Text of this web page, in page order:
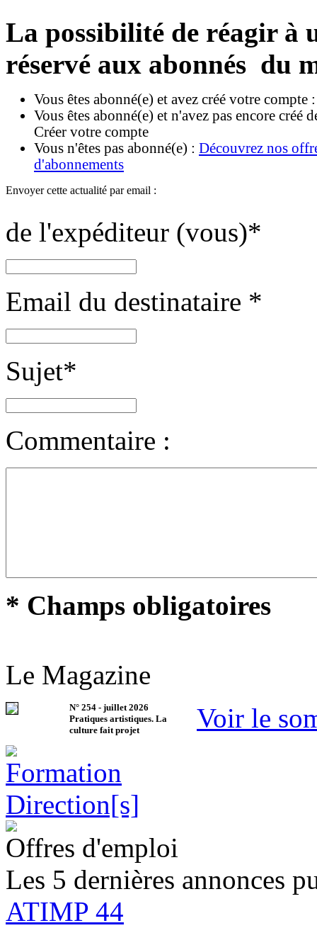
La possibilité de réagir à
réservé aux abonnés du
Vous êtes abonné(e) et avez créé votre compte
Vous êtes abonné(e) et n'avez pas encore créé
Créer votre compte
Vous n'êtes pas abonné(e) : Découvrez nos
d'abonnements
Envoyer cette actualité par email :
de l'expéditeur (vous)*
Email du destinataire *
Sujet*
Commentaire :
* Champs obligatoires
Le Magazine
N° 254 - juillet 2026
Pratiques artistiques. La
culture fait projet
Voir le
Offres d'emploi
Les 5 dernières annonces
ATIMP 44